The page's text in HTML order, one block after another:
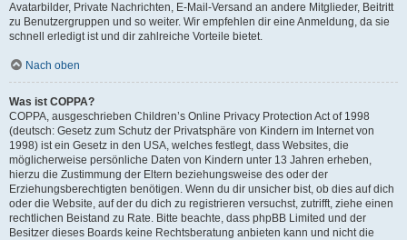
Avatarbilder, Private Nachrichten, E-Mail-Versand an andere Mitglieder, Beitritt
zu Benutzergruppen und so weiter. Wir empfehlen dir eine Anmeldung, da sie
schnell erledigt ist und dir zahlreiche Vorteile bietet.
Nach oben
Was ist COPPA?
COPPA, ausgeschrieben Children’s Online Privacy Protection Act of 1998
(deutsch: Gesetz zum Schutz der Privatsphäre von Kindern im Internet von
1998) ist ein Gesetz in den USA, welches festlegt, dass Websites, die
möglicherweise persönliche Daten von Kindern unter 13 Jahren erheben,
hierzu die Zustimmung der Eltern beziehungsweise des oder der
Erziehungsberechtigten benötigen. Wenn du dir unsicher bist, ob dies auf dich
oder die Website, auf der du dich zu registrieren versuchst, zutrifft, ziehe einen
rechtlichen Beistand zu Rate. Bitte beachte, dass phpBB Limited und der
Besitzer dieses Boards keine Rechtsberatung anbieten kann und nicht die